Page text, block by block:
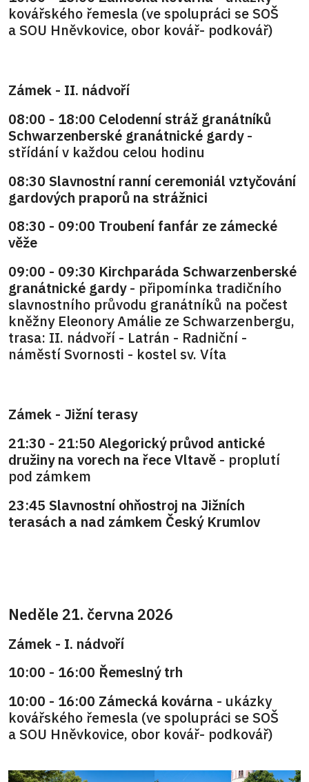
kovářského řemesla (ve spolupráci se SOŠ
a SOU Hněvkovice, obor kovář- podkovář)
Zámek - II. nádvoří
08:00 - 18:00 Celodenní stráž granátníků
Schwarzenberské granátnické gardy-
střídání v každou celou hodinu
08:30 Slavnostní ranní ceremoniál vztyčování
gardových praporů na strážnici
08:30 - 09:00 Troubení fanfár ze zámecké
věže
09:00 - 09:30 Kirchparáda Schwarzenberské
granátnické gardy- připomínka tradičního
slavnostního průvodu granátníků na počest
kněžny Eleonory Amálie ze Schwarzenbergu,
trasa: II. nádvoří - Latrán - Radniční -
náměstí Svornosti - kostel sv. Víta
Zámek - Jižní terasy
21:30 - 21:50 Alegorický průvod antické
družiny na vorech na řece Vltavě - proplutí
pod zámkem
23:45 Slavnostní ohňostroj na Jižních
terasách a nad zámkem Český Krumlov
Neděle 21. června 2026
Zámek - I. nádvoří
10:00 - 16:00 Řemeslný trh
10:00 - 16:00 Zámecká kovárna - ukázky
kovářského řemesla (ve spolupráci se SOŠ
a SOU Hněvkovice, obor kovář- podkovář)